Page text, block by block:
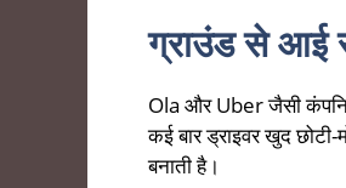
ग्राउंड से आई
Ola और Uber जैसी
कई बार ड्राइवर खुद
बनाती है।